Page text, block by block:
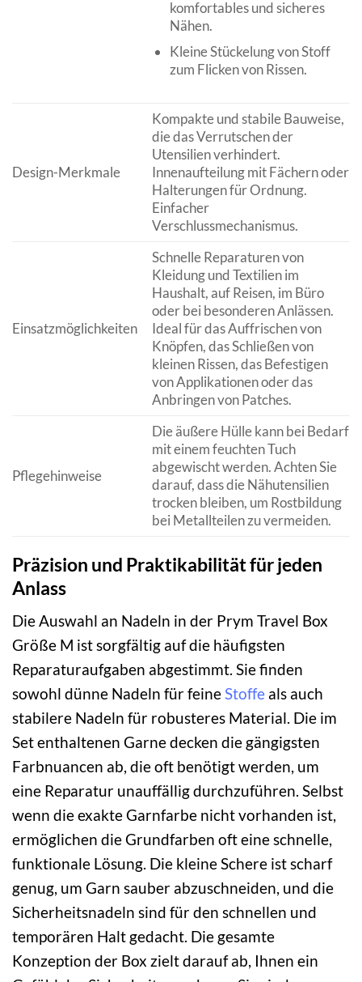
komfortables und sicheres
Nähen.
Kleine Stückelung von Stoff
zum Flicken von Rissen.
Design-Merkmale
Kompakte und stabile Bauweise,
die das Verrutschen der
Utensilien verhindert.
Innenaufteilung mit Fächern oder
Halterungen für Ordnung.
Einfacher
Verschlussmechanismus.
Einsatzmöglichkeiten
Schnelle Reparaturen von
Kleidung und Textilien im
Haushalt, auf Reisen, im Büro
oder bei besonderen Anlässen.
Ideal für das Auffrischen von
Knöpfen, das Schließen von
kleinen Rissen, das Befestigen
von Applikationen oder das
Anbringen von Patches.
Pflegehinweise
Die äußere Hülle kann bei Bedarf
mit einem feuchten Tuch
abgewischt werden. Achten Sie
darauf, dass die Nähutensilien
trocken bleiben, um Rostbildung
bei Metallteilen zu vermeiden.
Präzision und Praktikabilität für jeden
Anlass
Die Auswahl an Nadeln in der Prym Travel Box
Größe M ist sorgfältig auf die häufigsten
Reparaturaufgaben abgestimmt. Sie finden
sowohl dünne Nadeln für feineStoffe als auch
stabilere Nadeln für robusteres Material. Die im
Set enthaltenen Garne decken die gängigsten
Farbnuancen ab, die oft benötigt werden, um
eine Reparatur unauffällig durchzuführen. Selbst
wenn die exakte Garnfarbe nicht vorhanden ist,
ermöglichen die Grundfarben oft eine schnelle,
funktionale Lösung. Die kleine Schere ist scharf
genug, um Garn sauber abzuschneiden, und die
Sicherheitsnadeln sind für den schnellen und
temporären Halt gedacht. Die gesamte
Konzeption der Box zielt darauf ab, Ihnen ein